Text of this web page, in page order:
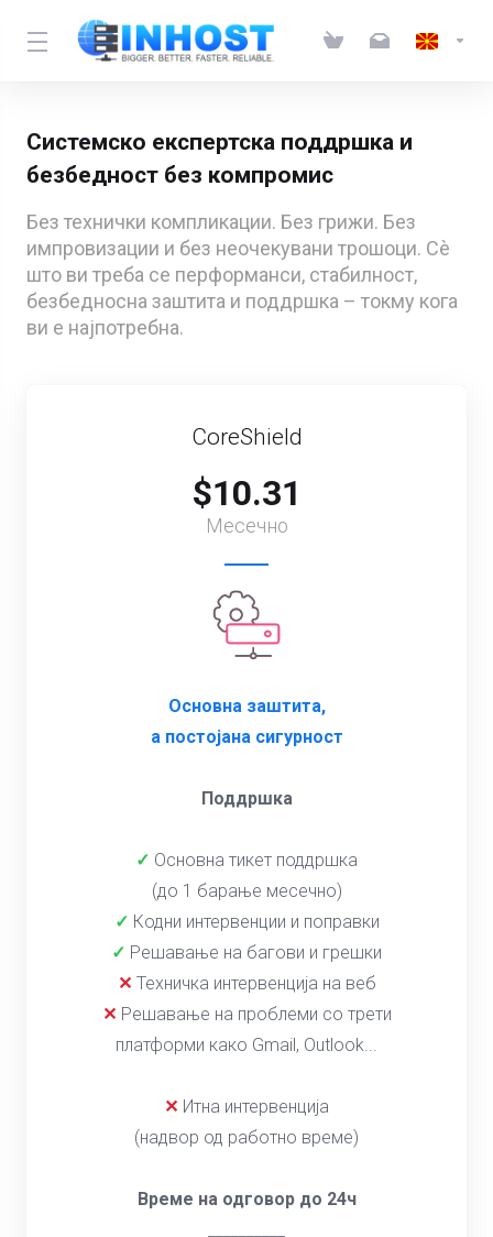
Системско експертска поддршка и
безбедност без компромис
Без технички компликации. Без грижи. Без
импровизации и без неочекувани трошоци. Сè
што ви треба се перформанси, стабилност,
безбедносна заштита и поддршка – токму кога
ви е најпотребна.
CoreShield
$10.31
Месечно
Основна заштита,
а постојана сигурност
Поддршка
✓ Основна тикет поддршка
(до 1 барање месечно)
✓ Кодни интервенции и поправки
✓ Решавање на багови и грешки
✕ Техничка интервенција на веб
✕ Решавање на проблеми со трети
платформи како Gmail, Outlook...
✕ Итна интервенција
(надвор од работно време)
Време на одговор до 24ч